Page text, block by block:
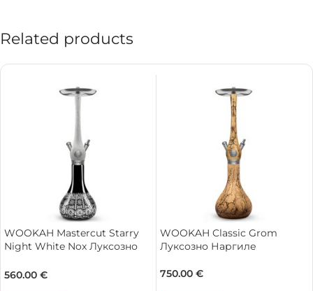
Related products
WOOKAH Mastercut Starry
Night White Nox Луксозно
560.00 €
WOOKAH Classic Grom
Луксозно Наргиле
750.00 €